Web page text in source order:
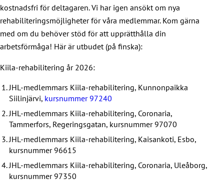
kostnadsfri för deltagaren. Vi har igen ansökt om nya
rehabiliteringsmöjligheter för våra medlemmar. Kom gärna
med om du behöver stöd för att upprätthålla din
arbetsförmåga! Här är utbudet (på finska):
Kiila-rehabilitering år 2026:
JHL-medlemmars Kiila-rehabilitering, Kunnonpaikka
Siilinjärvi, kursnummer 97240
JHL-medlemmars Kiila-rehabilitering, Coronaria,
Tammerfors, Regeringsgatan, kursnummer 97070
JHL-medlemmars Kiila-rehabilitering, Kaisankoti, Esbo,
kursnummer 96615
JHL-medlemmars Kiila-rehabilitering, Coronaria, Uleåborg,
kursnummer 97350